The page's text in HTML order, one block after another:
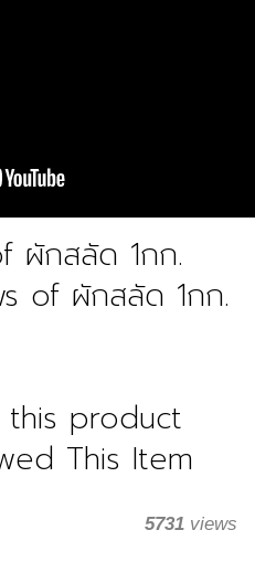
ผักสลัด 1กก.
of ผักสลัด 1กก.
product
This Item
5731 views